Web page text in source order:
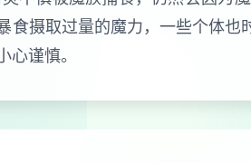
食摄取过量的魔力，一些个体
心谨慎。